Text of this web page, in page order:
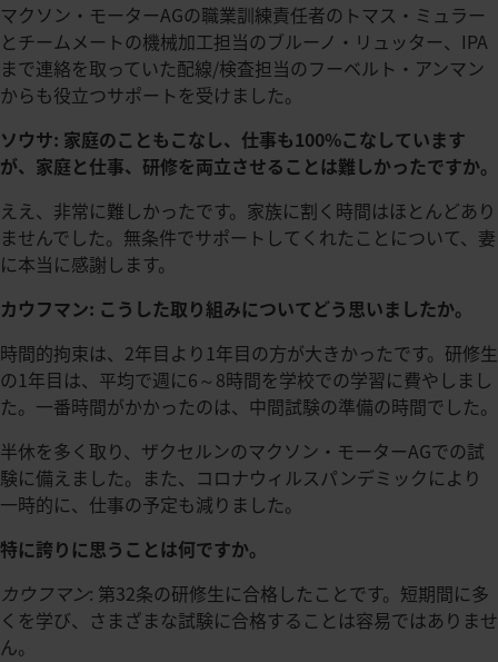
マクソン・モーターAGの職業訓練責任者のトマス・ミュラー
とチームメートの機械加工担当のブルーノ・リュッター、IPA
まで連絡を取っていた配線/検査担当のフーベルト・アンマン
からも役立つサポートを受けました。
ソウサ: 家庭のこともこなし、仕事も100%こなしています
が、家庭と仕事、研修を両立させることは難しかったですか。
ええ、非常に難しかったです。家族に割く時間はほとんどあり
ませんでした。無条件でサポートしてくれたことについて、妻
に本当に感謝します。
カウフマン: こうした取り組みについてどう思いましたか。
時間的拘束は、2年目より1年目の方が大きかったです。研修生
の1年目は、平均で週に6～8時間を学校での学習に費やしまし
た。一番時間がかかったのは、中間試験の準備の時間でした。
半休を多く取り、ザクセルンのマクソン・モーターAGでの試
験に備えました。また、コロナウィルスパンデミックにより
一時的に、仕事の予定も減りました。
特に誇りに思うことは何ですか。
カウフマン: 第32条の研修生に合格したことです。短期間に多
くを学び、さまざまな試験に合格することは容易ではありませ
ん。